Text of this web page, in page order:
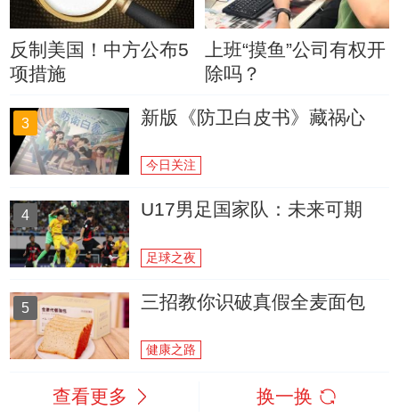
反制美国！中方公布5
项措施
上班“摸鱼”公司有权开
除吗？
3 新版《防卫白皮书》藏祸心
今日关注
4 U17男足国家队：未来可期
足球之夜
5 三招教你识破真假全麦面包
健康之路
查看更多 换一换